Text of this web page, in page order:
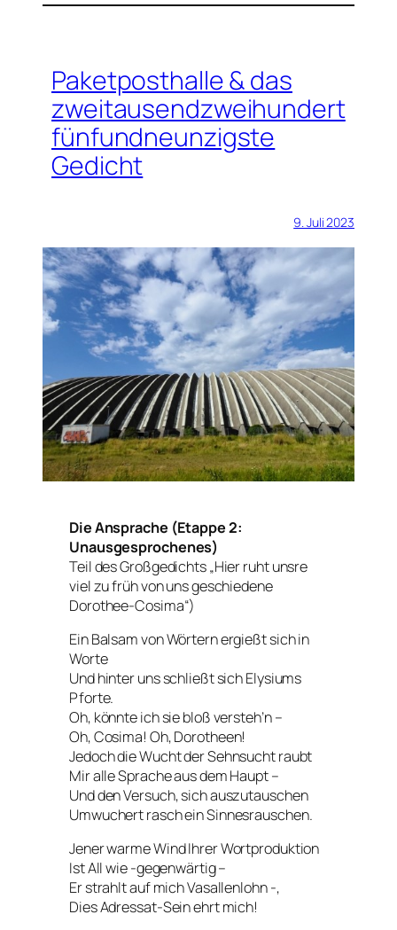
Paketposthalle & das
zweitausendzweihundert
fünfundneunzigste
Gedicht
9. Juli 2023
Die Ansprache (Etappe 2:
Unausgesprochenes)
Teil des Großgedichts „Hier ruht unsre
viel zu früh von uns geschiedene
Dorothee-Cosima“)
Ein Balsam von Wörtern ergießt sich in
Worte
Und hinter uns schließt sich Elysiums
Pforte.
Oh, könnte ich sie bloß versteh’n –
Oh, Cosima! Oh, Dorotheen!
Jedoch die Wucht der Sehnsucht raubt
Mir alle Sprache aus dem Haupt –
Und den Versuch, sich auszutauschen
Umwuchert rasch ein Sinnesrauschen.
Jener warme Wind Ihrer Wortproduktion
Ist All wie -gegenwärtig –
Er strahlt auf mich Vasallenlohn -,
Dies Adressat-Sein ehrt mich!